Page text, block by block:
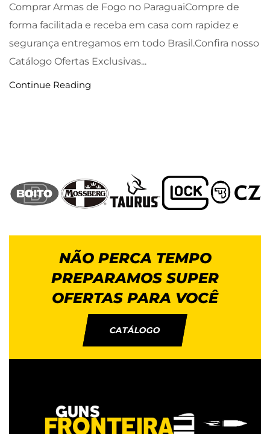
Comprar Armas de Fogo no ParaguaiCompre de
forma facilitada e receba em casa com rapidez e
segurança entregamos em todo Brasil.Confira nosso
Catálogo Ofertas Exclusivas...
Continue Reading
NÃO PERCA TEMPO
PREPARAMOS SUPER
OFERTAS PARA VOCÊ
CATÁLOGO